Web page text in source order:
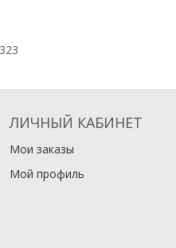
ЛИЧНЫЙ КАБИНЕТ
Мои заказы
Мой профиль